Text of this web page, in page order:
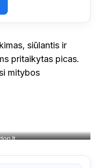
siūlantis ir
pritaikytas picas.
mitybos